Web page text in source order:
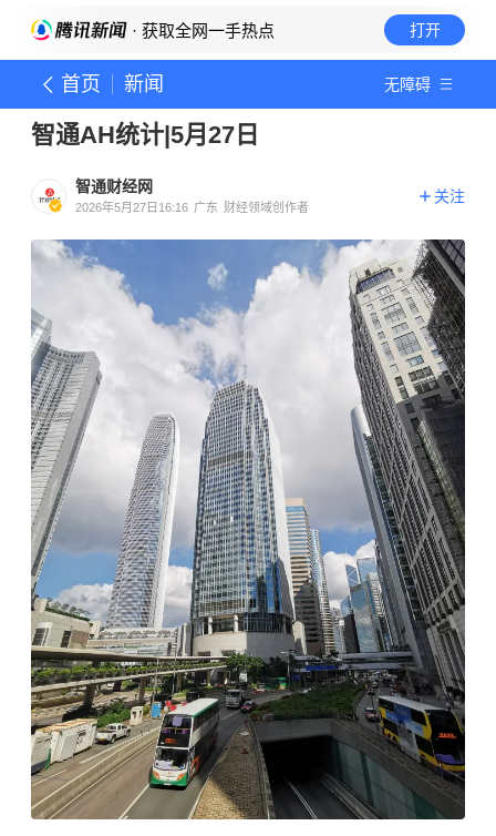
· 获取全网一手热点 打开
首页 新闻 无障碍
智通AH统计|5月27日
智通财经网
2026年5月27日16:16 广东 财经领域创作者
关注